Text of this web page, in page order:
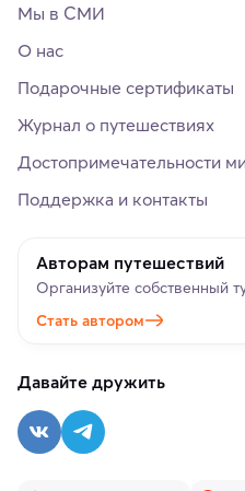
Мы в СМИ
О нас
Подарочные сертификаты
Журнал о путешествиях
Достопримечательности
Поддержка и контакты
Авторам путешествий
Организуйте собственный
Стать автором
Давайте дружить